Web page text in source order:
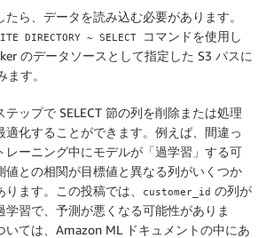
DIRECTORY 's3://< your bucket name
['s' ] ',',
, education [ 's'] ',', default ['s']
, loan
',',pdays['n' ] ,',',previous['n'],','
',', emp_var_rate[ 'n' ],',',
'n' ,',', euribor3m[ 'n'],','
,
['s'] > 0 ;
ら、データを読み込む必要があります。
DIRECTORY ~ SELECT
コマンドを使用し
のデータソースとして指定した S3 パスに
す。
ップで SELECT 節の列を削除または処理
適化することができます。例えば、間違っ
レーニング中にモデルが「過学習」する可
値との相関が目標値と異なる列がいくつか
ます。この投稿では、
customer_id の列が
学習で、予測が悪くなる可能性がありま
いては、Amazon ML ドキュメントの中にあ